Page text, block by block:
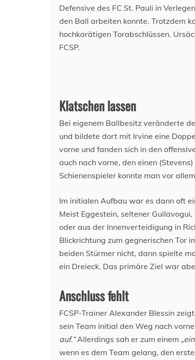
Defensive des FC St. Pauli in
den Ball arbeiten konnte. Trotzdem
hochkarätigen Torabschlüssen.
FCSP.
Klatschen lassen
Bei eigenem Ballbesitz veränderte
und bildete dort mit Irvine eine
vorne und fanden sich in den
auch nach vorne, den einen
Schienenspieler konnte man vor
Im initialen Aufbau war es dann oft
Meist Eggestein, seltener
oder aus der Innenverteidigung in
Blickrichtung zum gegnerischen Tor
beiden Stürmer nicht, dann spielte
ein Dreieck. Das primäre Ziel war
Anschluss fehlt
FCSP-Trainer Alexander Blessin
sein Team initial den Weg nach
auf.“Allerdings sah er zum einem
wenn es dem Team gelang, den